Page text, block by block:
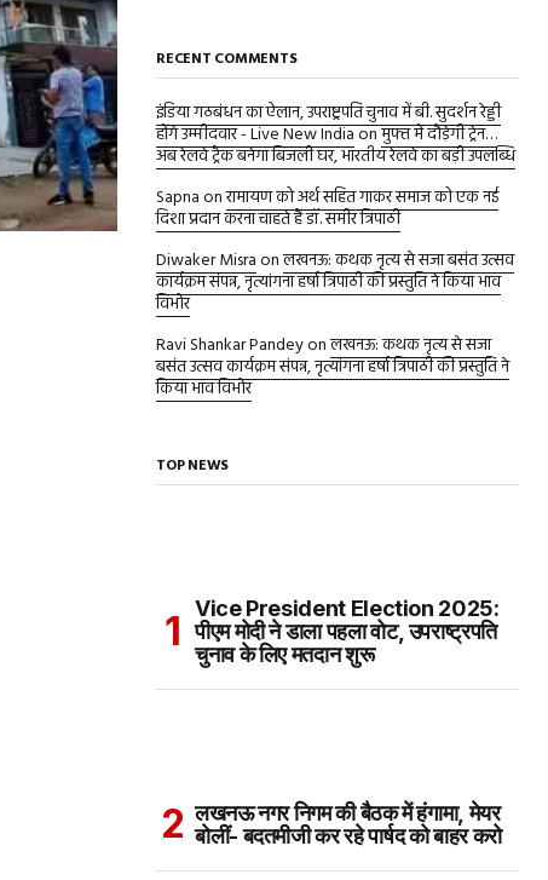
RECENT COMMENTS
इंडिया गठबंधन का ऐलान, उपराष्ट्रपति चुनाव में बी. सुदर्शन रेड्डी
होंगे उम्मीदवार - Live New Indiaonमुफ्त में दौड़ेगी ट्रेन…
अब रेलवे ट्रैक बनेगा बिजली घर, भारतीय रेलवे का बड़ी उपलब्धि
Sapnaonरामायण को अर्थ सहित गाकर समाज को एक नई
दिशा प्रदान करना चाहते हैं डॉ. समीर त्रिपाठी
Diwaker Misraonलखनऊ: कथक नृत्य से सजा बसंत उत्सव
कार्यक्रम संपन्न, नृत्यांगना हर्षा त्रिपाठी की प्रस्तुति ने किया भाव
विभोर
Ravi Shankar Pandeyonलखनऊ: कथक नृत्य से सजा
बसंत उत्सव कार्यक्रम संपन्न, नृत्यांगना हर्षा त्रिपाठी की प्रस्तुति ने
किया भाव विभोर
TOP NEWS
Vice President Election 2025:
पीएम मोदी ने डाला पहला वोट, उपराष्ट्रपति
चुनाव के लिए मतदान शुरू
लखनऊ नगर निगम की बैठक में हंगामा, मेयर
बोलीं- बदतमीजी कर रहे पार्षद को बाहर करो